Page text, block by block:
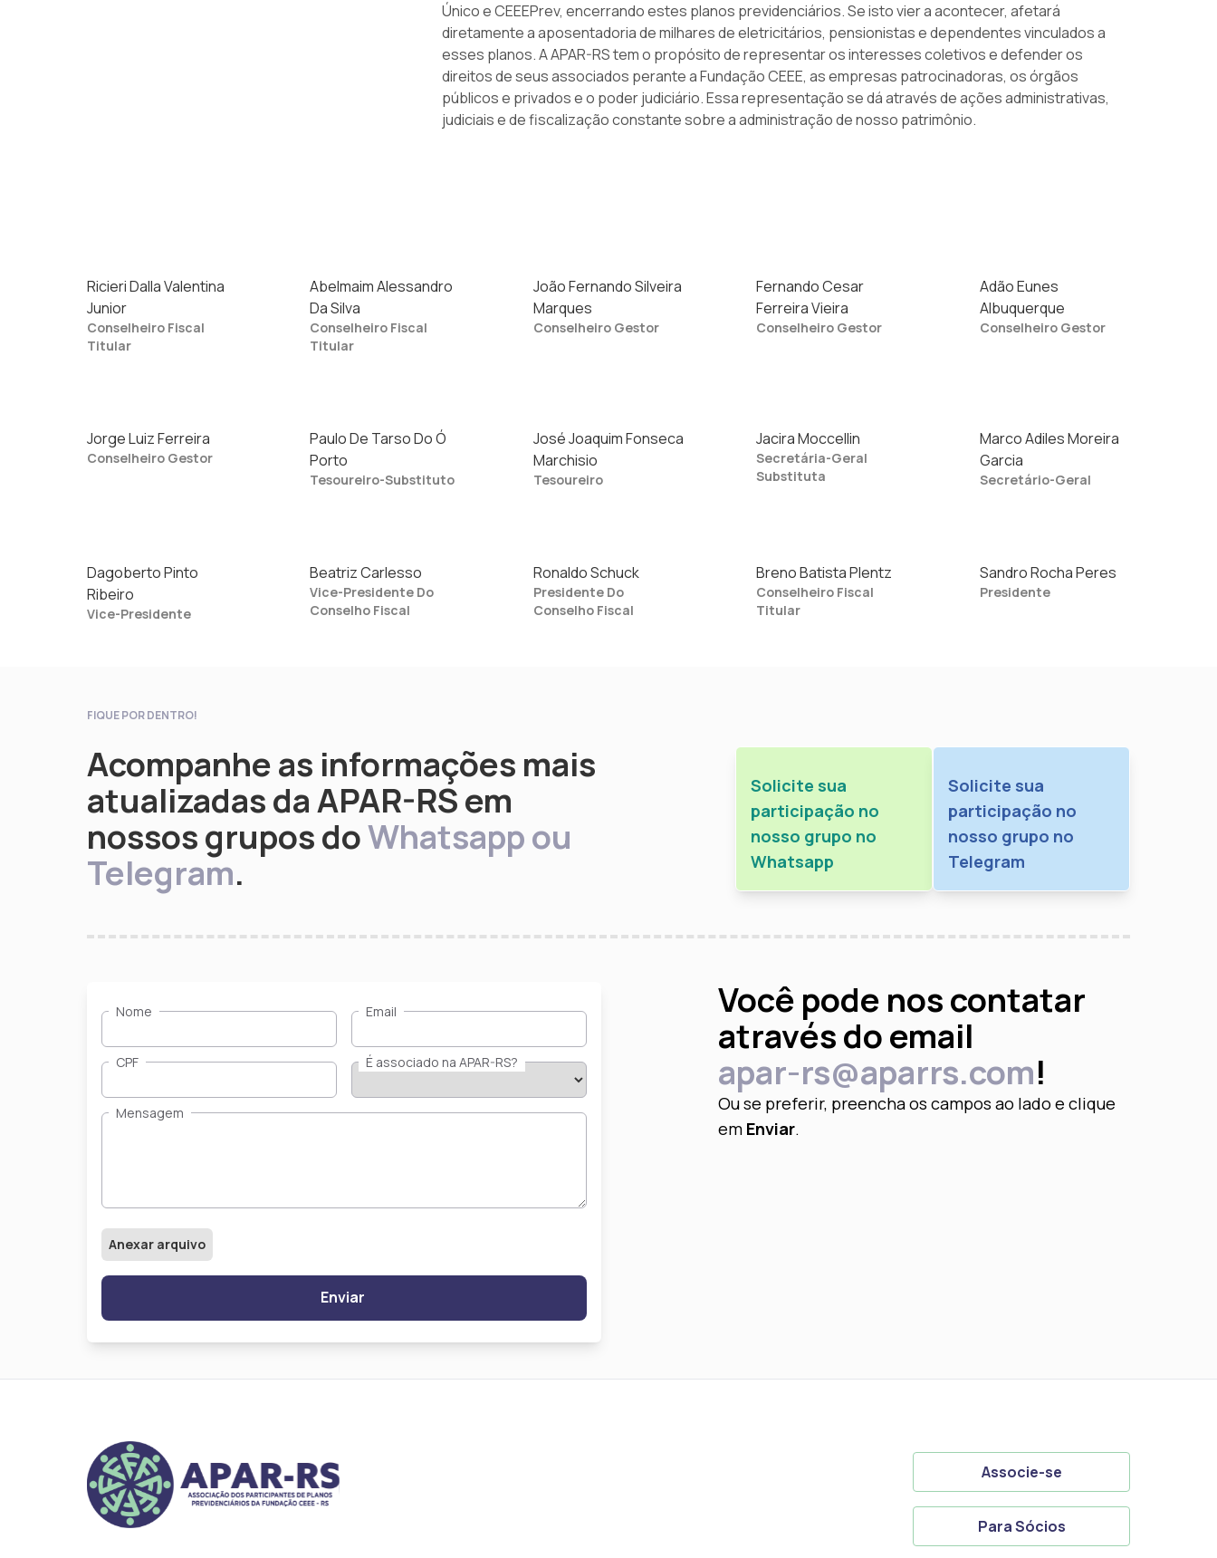
Único e CEEEPrev, encerrando estes planos previdenciários. Se isto vier a acontecer, afetará
diretamente a aposentadoria de milhares de eletricitários, pensionistas e dependentes vinculados a
esses planos. A APAR-RS tem o propósito de representar os interesses coletivos e defender os
direitos de seus associados perante a Fundação CEEE, as empresas patrocinadoras, os órgãos
públicos e privados e o poder judiciário. Essa representação se dá através de ações administrativas,
judiciais e de fiscalização constante sobre a administração de nosso patrimônio.
Ricieri Dalla Valentina
Junior
Conselheiro Fiscal
Titular
Abelmaim Alessandro
Da Silva
Conselheiro Fiscal
Titular
João Fernando Silveira
Marques
Conselheiro Gestor
Fernando Cesar
Ferreira Vieira
Conselheiro Gestor
Adão Eunes
Albuquerque
Conselheiro Gestor
Jorge Luiz Ferreira
Conselheiro Gestor
Paulo De Tarso Do Ó
Porto
Tesoureiro-Substituto
José Joaquim Fonseca
Marchisio
Tesoureiro
Jacira Moccellin
Secretária-Geral
Substituta
Marco Adiles Moreira
Garcia
Secretário-Geral
Dagoberto Pinto
Ribeiro
Vice-Presidente
Beatriz Carlesso
Vice-Presidente Do
Conselho Fiscal
Ronaldo Schuck
Presidente Do
Conselho Fiscal
Breno Batista Plentz
Conselheiro Fiscal
Titular
Sandro Rocha Peres
Presidente
FIQUE POR DENTRO!
Acompanhe as informações mais
atualizadas da APAR-RS em
nossos grupos doWhatsapp ou
Telegram.
Solicite sua
participação no
nosso grupo no
Whatsapp
Solicite sua
participação no
nosso grupo no
Telegram
Nome Email
CPF É associado na APAR-RS?
Mensagem
Anexar arquivo
Enviar
Você pode nos contatar
através do email
apar-rs@aparrs.com!
Ou se preferir, preencha os campos ao lado e clique
em Enviar.
Associe-se
Para Sócios